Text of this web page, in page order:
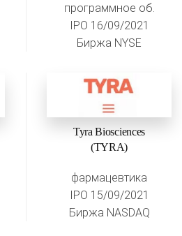
программное об.
IPO 16/09/2021
Биржа NYSE
Tyra Biosciences
(TYRA)
фармацевтика
IPO 15/09/2021
Биржа NASDAQ